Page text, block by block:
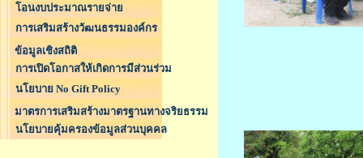
โอนงบประมาณรายจ่าย
การเสริมสร้างวัฒนธรรมองค์กร
ข้อมูลเชิงสถิติ
การเปิดโอกาสให้เกิดการมีส่วนร่วม
นโยบาย No Gift Policy
มาตรการเสริมสร้างมาตรฐานทางจริยธรรม
นโยบายคุ้มครองข้อมูลส่วนบุคคล